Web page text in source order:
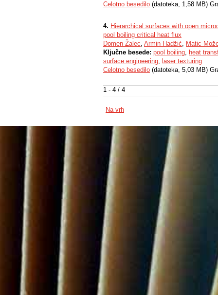
1 - 4 / 4
Celotno besedilo (datoteka, 1,58 MB)
4. Hierarchical surfaces with open
pool boiling critical heat flux
Domen Žalec, Armin Hadžić, Matic
Ključne besede: pool boiling, heat
surface engineering, laser texturing
Celotno besedilo (datoteka, 5,03 MB)
Na vrh